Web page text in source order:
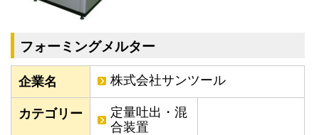
フォーミングメルター
企業名 株式会社サンツール
カテゴリー
定量吐出・混
合装置